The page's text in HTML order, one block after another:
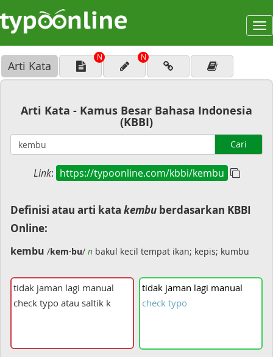
Arti Kata
N N
Arti Kata - Kamus Besar Bahasa Indonesia
(KBBI)
Cari
Link: https://typoonline.com/kbbi/kembu
Definisi atau arti kata kembu berdasarkan KBBI
Online:
kembu /kem·bu/ n bakul kecil tempat ikan; kepis; kumbu
tidak jaman lagi manual
check typo